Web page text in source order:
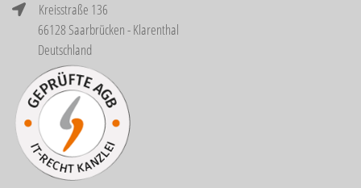
Kreisstraße 136
66128 Saarbrücken - Klarenthal
Deutschland